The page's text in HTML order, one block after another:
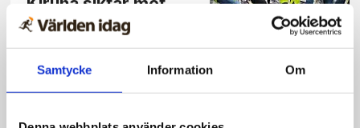
Samtycke Information Om
framtiden